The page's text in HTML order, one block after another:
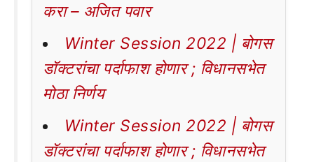
करा – अजित पवार
Winter Session 2022 | बोगस
डॉक्टरांचा पर्दाफाश होणार ; विधानसभेत
मोठा निर्णय
Winter Session 2022 | बोगस
डॉक्टरांचा पर्दाफाश होणार ; विधानसभेत